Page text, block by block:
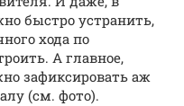
быстро устранить,
хода по
А главное,
зафиксировать аж
(см. фото).